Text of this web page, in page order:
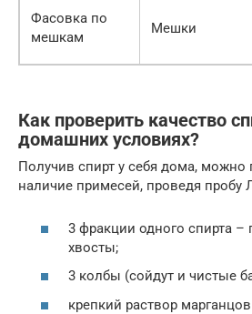
Фасовка по
мешкам
Мешки
Как проверить качество
домашних условиях?
Получив спирт у себя дома, можно
наличие примесей, проведя пробу
3 фракции одного спирта –
хвосты;
3 колбы (сойдут и чистые
крепкий раствор